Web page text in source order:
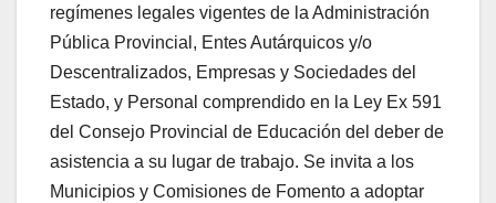
regímenes legales vigentes de la Administración
Pública Provincial, Entes Autárquicos y/o
Descentralizados, Empresas y Sociedades del
Estado, y Personal comprendido en la Ley Ex 591
del Consejo Provincial de Educación del deber de
asistencia a su lugar de trabajo. Se invita a los
Municipios y Comisiones de Fomento a adoptar